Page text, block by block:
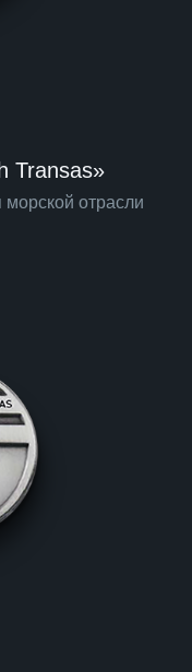
Transas»
морской отрасли